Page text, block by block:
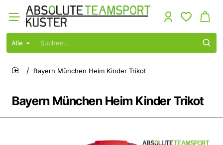
Alle
Suchen...
Bayern München Heim Kinder Trikot
home
Bayern München Heim Kinder Trikot